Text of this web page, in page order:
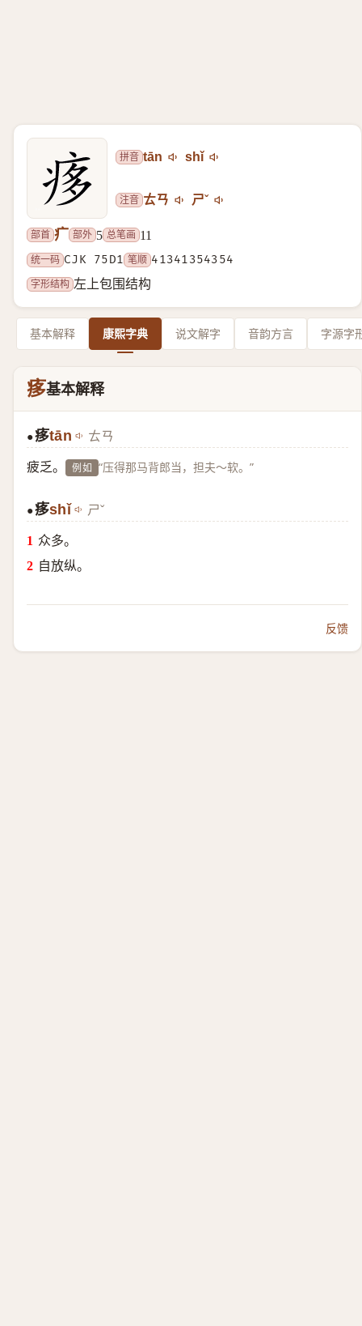
拼音 tān shǐ
注音 ㄊㄢ ㄕˇ
部首 疒 部外 5 总笔画 11
统一码 CJK 75D1 笔顺 41341354354
字形结构 左上包围结构
基本解释 康熙字典 说文解字 音韵方言 字源字
痑基本解释
●痑tān ㄊㄢ
疲乏。 例如 “压得那马背郎当，担夫～软。”
●痑shǐ ㄕˇ
众多。
自放纵。
反馈